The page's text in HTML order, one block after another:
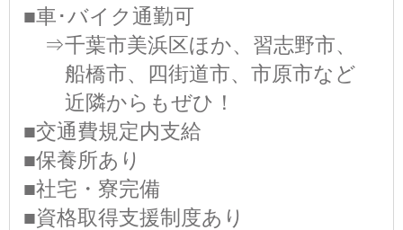
■車･バイク通勤可
⇒千葉市美浜区ほか、習志野市、
船橋市、四街道市、市原市など
近隣からもぜひ！
■交通費規定内支給
■保養所あり
■社宅・寮完備
■資格取得支援制度あり